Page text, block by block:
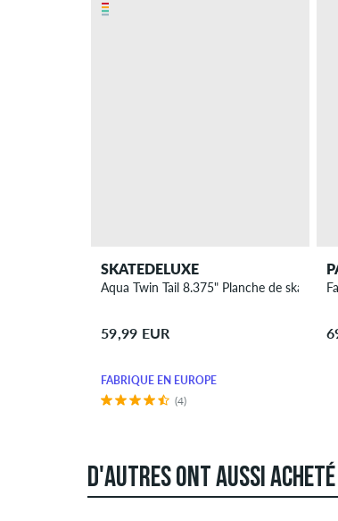
SKATEDELUXE
Aqua Twin Tail 8.375" Planche de
59,99 EUR
FABRIQUÉ EN EUROPE
(4)
D'AUTRES ONT AUSSI ACHETÉ